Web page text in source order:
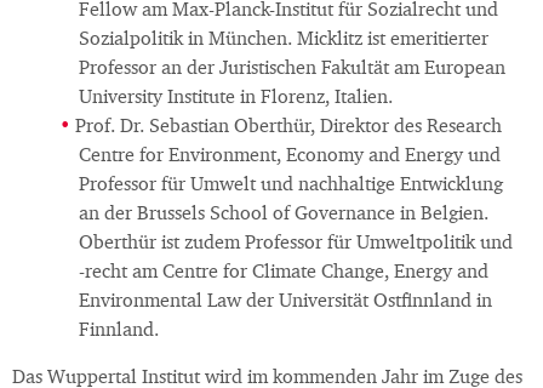
Fellow am Max-Planck-Institut für Sozialrecht und
Sozialpolitik in München. Micklitz ist emeritierter
Professor an der Juristischen Fakultät am European
University Institute in Florenz, Italien.
Prof. Dr. Sebastian Oberthür, Direktor des Research
Centre for Environment, Economy and Energy und
Professor für Umwelt und nachhaltige Entwicklung
an der Brussels School of Governance in Belgien.
Oberthür ist zudem Professor für Umweltpolitik und
-recht am Centre for Climate Change, Energy and
Environmental Law der Universität Ostfinnland in
Finnland.
Das Wuppertal Institut wird im kommenden Jahr im Zuge des